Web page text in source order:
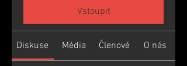
Vstoupit
Diskuse Média Členové O nás